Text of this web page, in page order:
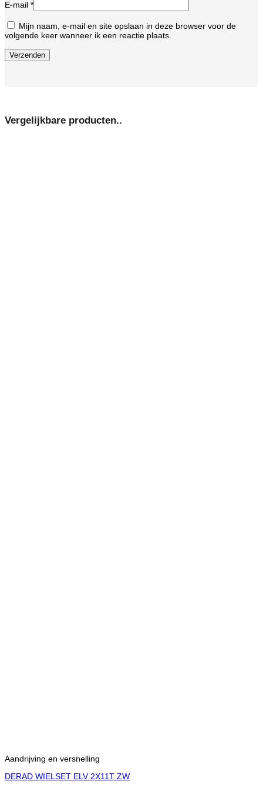
E-mail *
Mijn naam, e-mail en site opslaan in deze browser voor de
volgende keer wanneer ik een reactie plaats.
Vergelijkbare producten..
Aandrijving en versnelling
DERAD WIELSET ELV 2X11T ZW